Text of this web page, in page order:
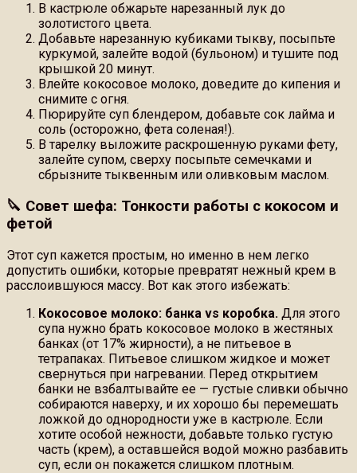
В кастрюле обжарьте нарезанный лук до
золотистого цвета.
Добавьте нарезанную кубиками тыкву, посыпьте
куркумой, залейте водой (бульоном) и тушите под
крышкой 20 минут.
Влейте кокосовое молоко, доведите до кипения и
снимите с огня.
Пюрируйте суп блендером, добавьте сок лайма и
соль (осторожно, фета соленая!).
В тарелку выложите раскрошенную руками фету,
залейте супом, сверху посыпьте семечками и
сбрызните тыквенным или оливковым маслом.
🔪 Совет шефа: Тонкости работы с кокосом и
фетой
Этот суп кажется простым, но именно в нем легко
допустить ошибки, которые превратят нежный крем в
расслоившуюся массу. Вот как этого избежать:
Кокосовое молоко: банка vs коробка. Для этого
супа нужно брать кокосовое молоко в жестяных
банках (от 17% жирности), а не питьевое в
тетрапаках. Питьевое слишком жидкое и может
свернуться при нагревании. Перед открытием
банки не взбалтывайте ее — густые сливки обычно
собираются наверху, и их хорошо бы перемешать
ложкой до однородности уже в кастрюле. Если
хотите особой нежности, добавьте только густую
часть (крем), а оставшейся водой можно разбавить
суп, если он покажется слишком плотным.